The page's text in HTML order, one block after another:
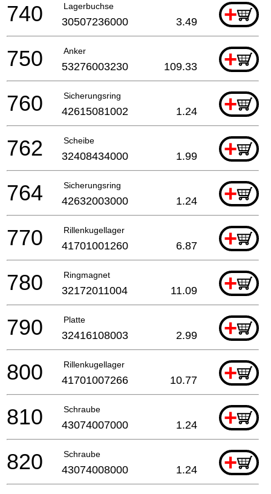
Lagerbuchse +
740 30507236000 3.49
Anker +
750 53276003230 109.33
Sicherungsring +
760 42615081002 1.24
Scheibe +
762 32408434000 1.99
Sicherungsring +
764 42632003000 1.24
Rillenkugellager +
770 41701001260 6.87
Ringmagnet +
780 32172011004 11.09
Platte +
790 32416108003 2.99
Rillenkugellager +
800 41701007266 10.77
Schraube +
810 43074007000 1.24
Schraube +
820 43074008000 1.24